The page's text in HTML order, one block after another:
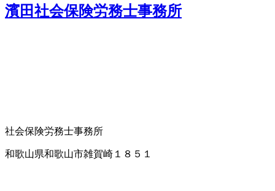
濱田社会保険労務士事務所
社会保険労務士事務所
和歌山県和歌山市雑賀崎１８５１